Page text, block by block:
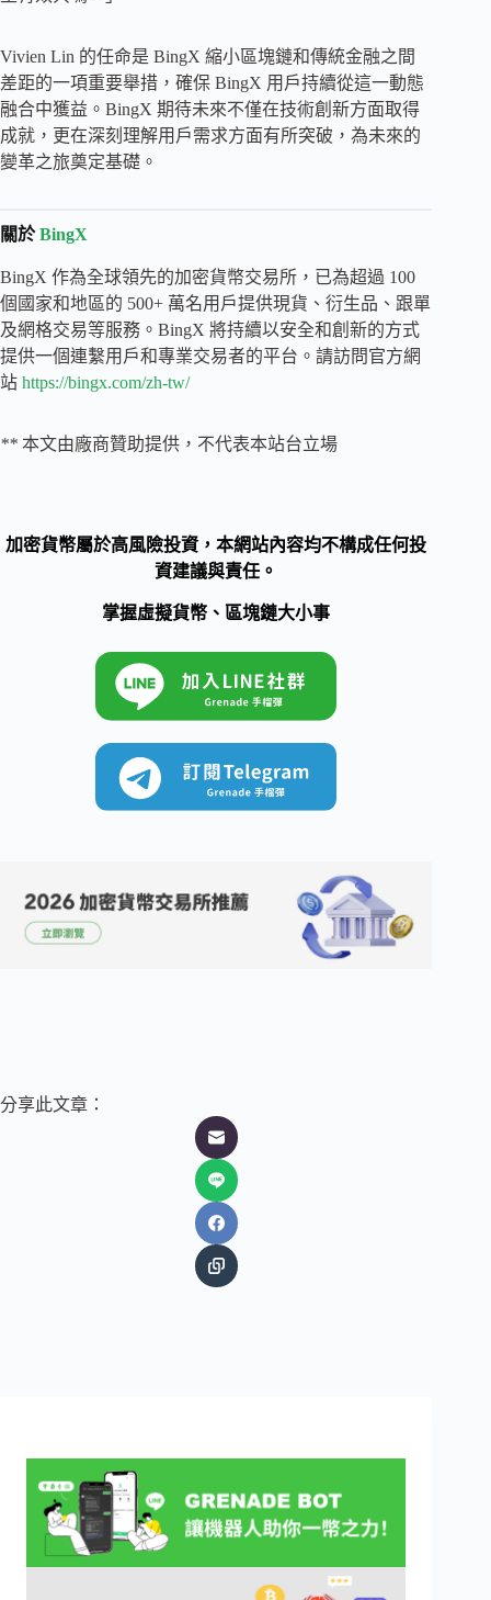
Vivien Lin 的任命是 BingX 縮小區塊鏈和傳統金融之間
差距的一項重要舉措，確保 BingX 用戶持續從這一動態
融合中獲益。BingX 期待未來不僅在技術創新方面取得
成就，更在深刻理解用戶需求方面有所突破，為未來的
變革之旅奠定基礎。
關於 BingX
BingX 作為全球領先的加密貨幣交易所，已為超過 100
個國家和地區的 500+ 萬名用戶提供現貨、衍生品、跟單
及網格交易等服務。BingX 將持續以安全和創新的方式
提供一個連繫用戶和專業交易者的平台。請訪問官方網
站 https://bingx.com/zh-tw/
** 本文由廠商贊助提供，不代表本站台立場
加密貨幣屬於高風險投資，本網站內容均不構成任何投
資建議與責任。
掌握虛擬貨幣、區塊鏈大小事
分享此文章：